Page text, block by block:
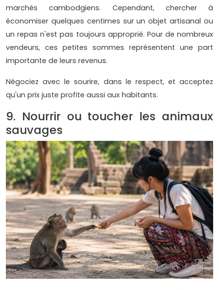
marchés cambodgiens. Cependant, chercher à
économiser quelques centimes sur un objet artisanal ou
un repas n'est pas toujours approprié. Pour de nombreux
vendeurs, ces petites sommes représentent une part
importante de leurs revenus.
Négociez avec le sourire, dans le respect, et acceptez
qu'un prix juste profite aussi aux habitants.
9. Nourrir ou toucher les animaux
sauvages